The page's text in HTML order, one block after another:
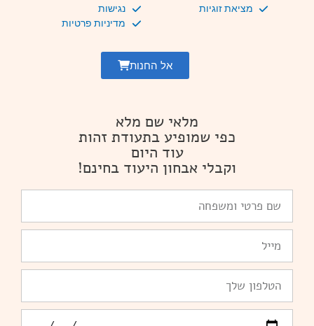
מציאת זוגיות
נגישות
מדיניות פרטיות
אל החנות
מלאי שם מלא
כפי שמופיע בתעודת זהות
עוד היום
וקבלי אבחון היעוד בחינם!
פרטי
ומשפחה